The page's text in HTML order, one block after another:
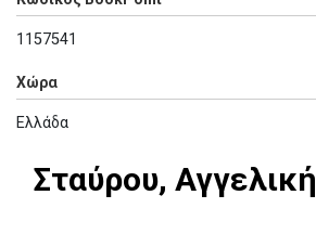
1157541
Χώρα
Ελλάδα
Σταύρου, Αγγελική